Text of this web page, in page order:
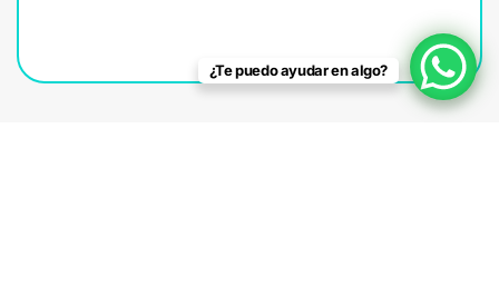
¿Te puedo ayudar en algo?